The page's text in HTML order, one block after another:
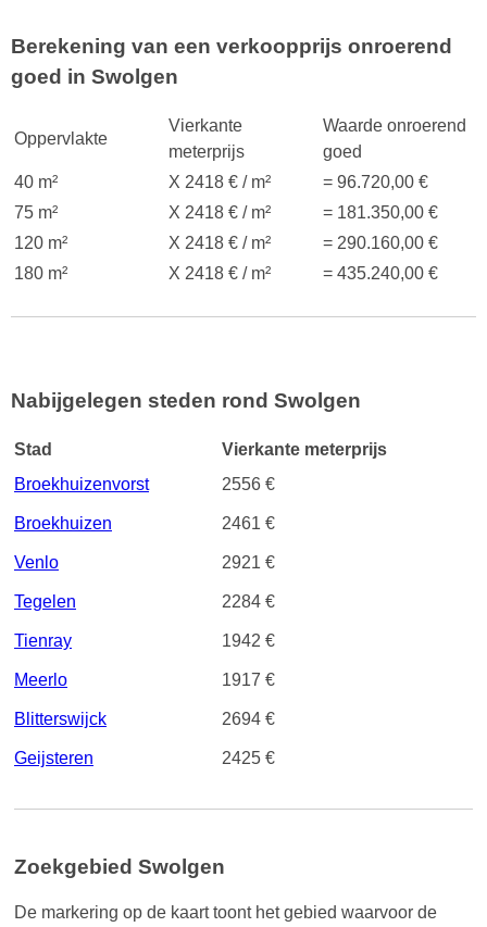
Berekening van een verkoopprijs onroerend
goed in Swolgen
Oppervlakte
Vierkante
meterprijs
Waarde onroerend
goed
40 m²
X 2418 € / m²
= 96.720,00 €
75 m²
X 2418 € / m²
= 181.350,00 €
120 m²
X 2418 € / m²
= 290.160,00 €
180 m²
X 2418 € / m² = 435.240,00 €
Nabijgelegen steden rond Swolgen
Stad
Vierkante meterprijs
Broekhuizenvorst
2556 €
Broekhuizen 2461 €
Venlo 2921 €
Tegelen 2284 €
Tienray 1942 €
Meerlo 1917 €
Blitterswijck 2694 €
Geijsteren 2425 €
Zoekgebied Swolgen
De markering op de kaart toont het gebied waarvoor de